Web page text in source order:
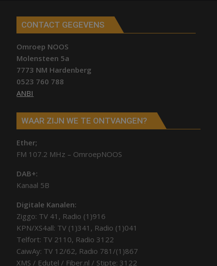
CONTACT GEGEVENS
Omroep NOOS
Molensteen 5a
7773 NM Hardenberg
0523 760 788
ANBI
WAAR ZIJN WE TE ONTVANGEN?
Ether;
FM 107.2 MHz – OmroepNOOS
DAB+:
Kanaal 5B
Digitale Kanalen:
Ziggo: TV 41, Radio (1)916
KPN/XS4all: TV (1)341, Radio (1)041
Telfort: TV 2110, Radio 3122
CaiwAy: TV 12/62, Radio 781/(1)867
XMS / Edutel / Fiber.nl / Stipte: 3122